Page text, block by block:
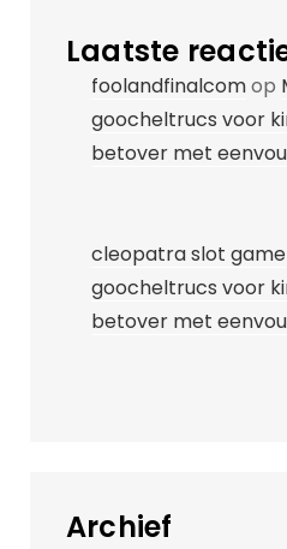
Laatste
foolandfinalcomop
goocheltrucs voor
betover met
cleopatra slot game
goocheltrucs voor
betover met
Archief